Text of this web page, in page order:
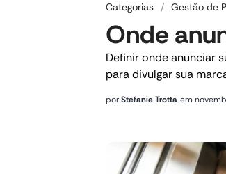
Categorias / Gestão de
Onde
Definir onde anunciar
para divulgar sua
porStefanie Trotta em